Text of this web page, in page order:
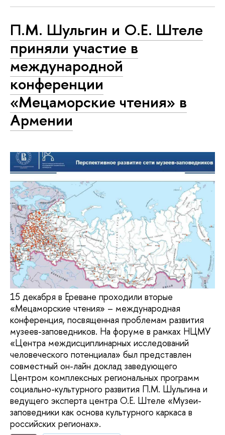
П.М. Шульгин и О.Е. Штеле
приняли участие в
международной
конференции
«Мецаморские чтения» в
Армении
15 декабря в Ереване проходили вторые
«Мецаморские чтения» – международная
конференция, посвященная проблемам развития
музеев-заповедников. На форуме в рамках НЦМУ
«Центра междисциплинарных исследований
человеческого потенциала» был представлен
совместный он-лайн доклад заведующего
Центром комплексных региональных программ
социально-культурного развития П.М. Шульгина и
ведущего эксперта центра О.Е. Штеле «Музеи-
заповедники как основа культурного каркаса в
российских регионах».